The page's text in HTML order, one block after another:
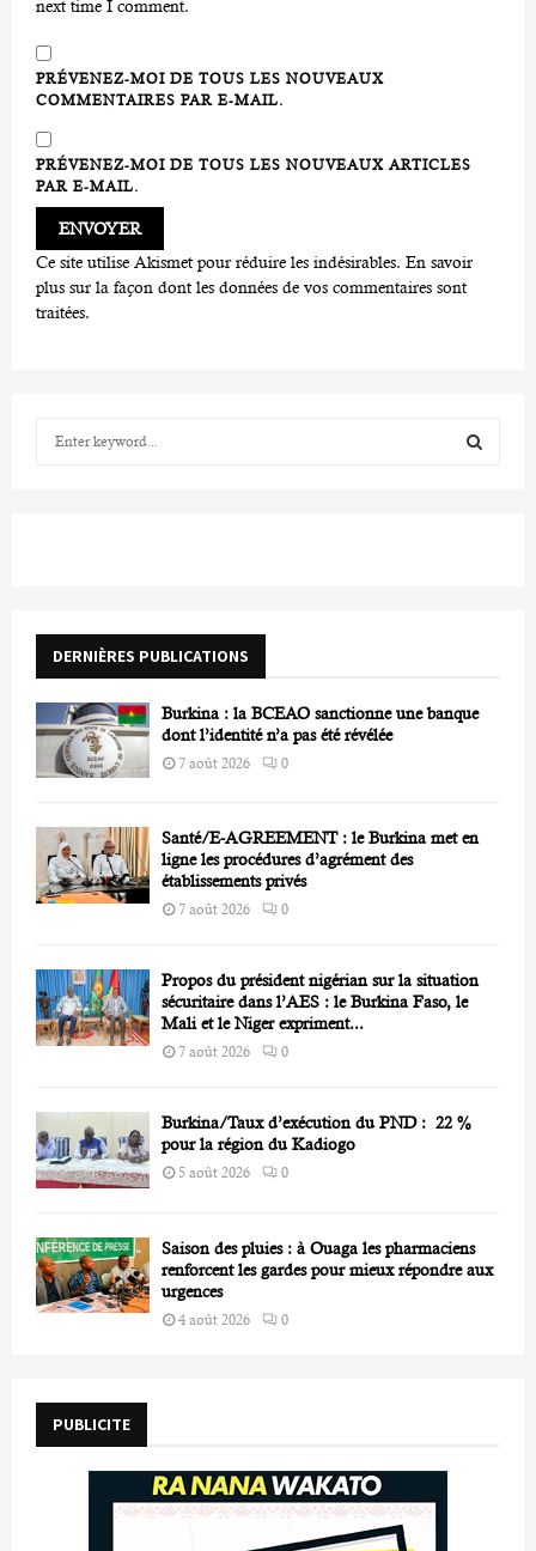
next time I comment.
PRÉVENEZ-MOI DE TOUS LES NOUVEAUX
COMMENTAIRES PAR E-MAIL.
PRÉVENEZ-MOI DE TOUS LES NOUVEAUX ARTICLES
PAR E-MAIL.
Ce site utilise Akismet pour réduire les indésirables. En savoir
plus sur la façon dont les données de vos commentaires sont
traitées.
r
DERNIÈRES PUBLICATIONS
Burkina : la BCEAO sanctionne une banque
dont l’identité n’a pas été révélée
7 août 2026 0
Santé/E-AGREEMENT : le Burkina met en
ligne les procédures d’agrément des
établissements privés
7 août 2026 0
Propos du président nigérian sur la situation
sécuritaire dans l’AES : le Burkina Faso, le
Mali et le Niger expriment...
7 août 2026 0
Burkina/Taux d’exécution du PND : 22 %
pour la région du Kadiogo
5 août 2026 0
Saison des pluies : à Ouaga les pharmaciens
renforcent les gardes pour mieux répondre aux
urgences
4 août 2026 0
PUBLICITE